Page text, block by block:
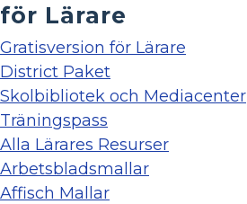
för Lärare
Gratisversion för Lärare
District Paket
Skolbibliotek och Mediacenter
Träningspass
Alla Lärares Resurser
Arbetsbladsmallar
Affisch Mallar